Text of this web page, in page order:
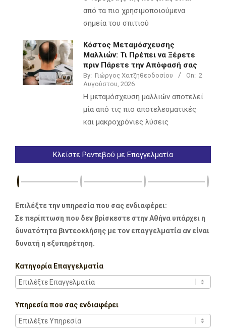
από τα πιο χρησιμοποιούμενα
σημεία του σπιτιού
Κόστος Μεταμόσχευσης
Μαλλιών: Τι Πρέπει να Ξέρετε
πριν Πάρετε την Απόφασή σας
By: Γιώργος Χατζηθεοδοσίου On: 2
Αυγούστου, 2026
Η μεταμόσχευση μαλλιών αποτελεί
μία από τις πιο αποτελεσματικές
και μακροχρόνιες λύσεις
Κλείστε Ραντεβού με Επαγγελματία
Επιλέξτε την υπηρεσία που σας ενδιαφέρει:
Σε περίπτωση που δεν βρίσκεστε στην Αθήνα υπάρχει η
δυνατότητα βιντεοκλήσης με τον επαγγελματία αν είναι
δυνατή η εξυπηρέτηση.
Κατηγορία Επαγγελματία
Υπηρεσία που σας ενδιαφέρει